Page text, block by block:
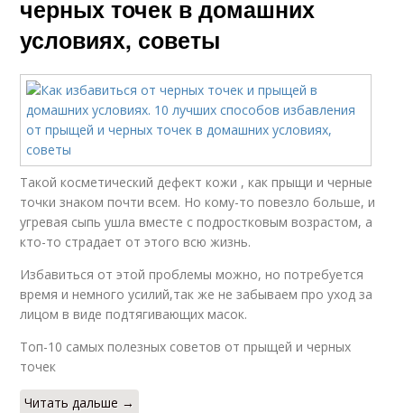
черных точек в домашних
условиях, советы
Такой косметический дефект кожи , как прыщи и черные
точки знаком почти всем. Но кому-то повезло больше, и
угревая сыпь ушла вместе с подростковым возрастом, а
кто-то страдает от этого всю жизнь.
Избавиться от этой проблемы можно, но потребуется
время и немного усилий,так же не забываем про уход за
лицом в виде подтягивающих масок.
Топ-10 самых полезных советов от прыщей и черных
точек
Читать дальше →